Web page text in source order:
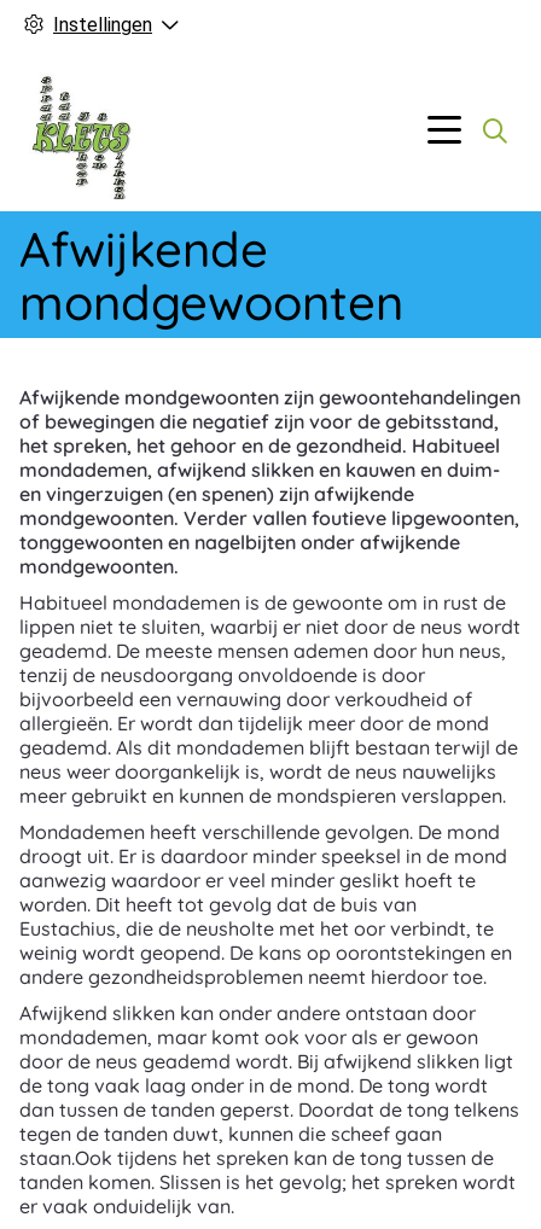
Instellingen
Menu
Afwijkende
mondgewoonten
Afwijkende mondgewoonten zijn gewoontehandelingen
of bewegingen die negatief zijn voor de gebitsstand,
het spreken, het gehoor en de gezondheid. Habitueel
mondademen, afwijkend slikken en kauwen en duim-
en vingerzuigen (en spenen) zijn afwijkende
mondgewoonten. Verder vallen foutieve lipgewoonten,
tonggewoonten en nagelbijten onder afwijkende
mondgewoonten.
Habitueel mondademen is de gewoonte om in rust de
lippen niet te sluiten, waarbij er niet door de neus wordt
geademd. De meeste mensen ademen door hun neus,
tenzij de neusdoorgang onvoldoende is door
bijvoorbeeld een vernauwing door verkoudheid of
allergieën. Er wordt dan tijdelijk meer door de mond
geademd. Als dit mondademen blijft bestaan terwijl de
neus weer doorgankelijk is, wordt de neus nauwelijks
meer gebruikt en kunnen de mondspieren verslappen.
Mondademen heeft verschillende gevolgen. De mond
droogt uit. Er is daardoor minder speeksel in de mond
aanwezig waardoor er veel minder geslikt hoeft te
worden. Dit heeft tot gevolg dat de buis van
Eustachius, die de neusholte met het oor verbindt, te
weinig wordt geopend. De kans op oorontstekingen en
andere gezondheidsproblemen neemt hierdoor toe.
Afwijkend slikken kan onder andere ontstaan door
mondademen, maar komt ook voor als er gewoon
door de neus geademd wordt. Bij afwijkend slikken ligt
de tong vaak laag onder in de mond. De tong wordt
dan tussen de tanden geperst. Doordat de tong telkens
tegen de tanden duwt, kunnen die scheef gaan
staan.Ook tijdens het spreken kan de tong tussen de
tanden komen. Slissen is het gevolg; het spreken wordt
er vaak onduidelijk van.